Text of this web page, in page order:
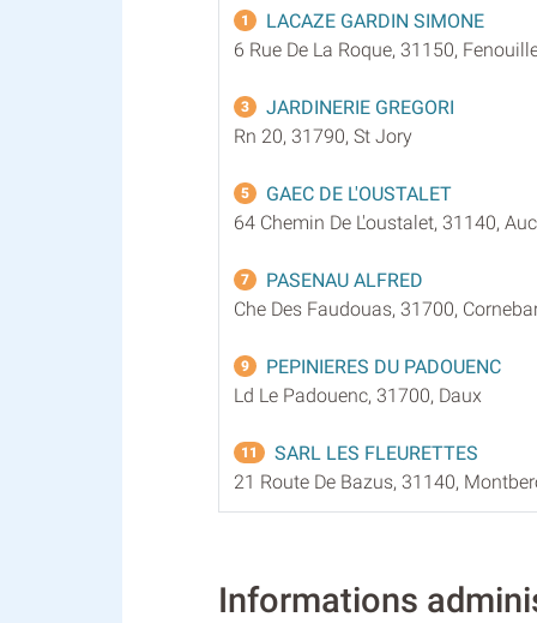
1
LACAZE GARDIN SIMONE
6 Rue De La Roque, 31150,
3
JARDINERIE GREGORI
Rn 20, 31790, St Jory
5
GAEC DE L'OUSTALET
64 Chemin De L'oustalet, 31140,
7
PASENAU ALFRED
Che Des Faudouas, 31700,
9
PEPINIERES DU PADOUENC
Ld Le Padouenc, 31700, Daux
11
SARL LES FLEURETTES
21 Route De Bazus, 31140,
Informations